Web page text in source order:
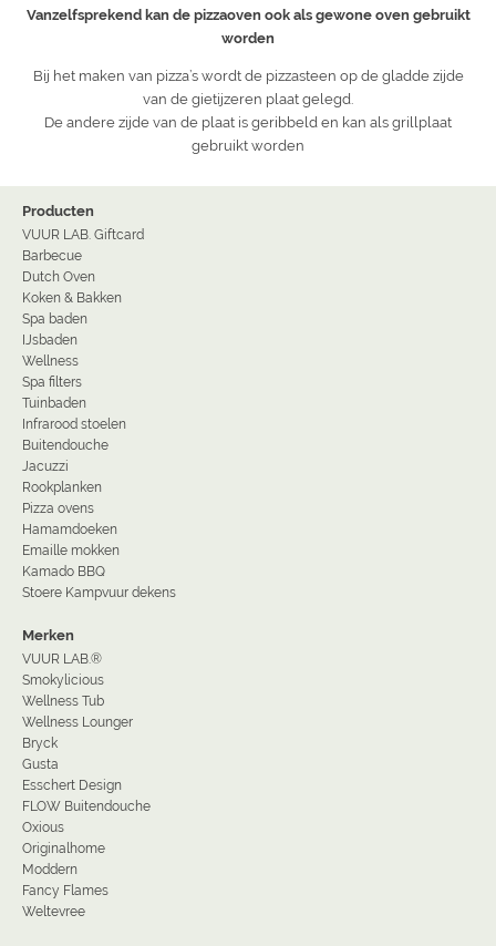
Vanzelfsprekend kan de pizzaoven ook als gewone oven gebruikt
worden
Bij het maken van pizza’s wordt de pizzasteen op de gladde zijde
van de gietijzeren plaat gelegd.
De andere zijde van de plaat is geribbeld en kan als grillplaat
gebruikt worden
Producten
VUUR LAB. Giftcard
Barbecue
Dutch Oven
Koken & Bakken
Spa baden
IJsbaden
Wellness
Spa filters
Tuinbaden
Infrarood stoelen
Buitendouche
Jacuzzi
Rookplanken
Pizza ovens
Hamamdoeken
Emaille mokken
Kamado BBQ
Stoere Kampvuur dekens
Merken
VUUR LAB.®
Smokylicious
Wellness Tub
Wellness Lounger
Bryck
Gusta
Esschert Design
FLOW Buitendouche
Oxious
Originalhome
Moddern
Fancy Flames
Weltevree